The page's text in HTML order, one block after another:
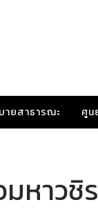
ายสาธารณะ ศูน
มหาว